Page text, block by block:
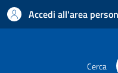
Accedi all'area
Cerca